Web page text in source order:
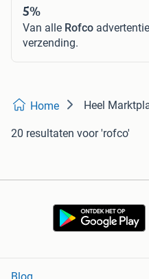
5%
Van alle Rofco
verzending.
Home Heel
20 resultaten voor 'rofco'